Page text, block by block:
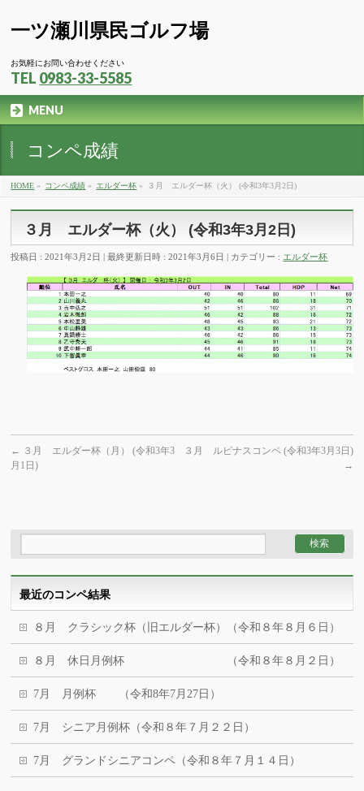
一ツ瀬川県民ゴルフ場
お気軽にお問い合わせください
TEL 0983-33-5585
MENU
コンペ成績
HOME » コンペ成績 » エルダー杯 » ３月 エルダー杯（火） (令和3年3月2日)
３月 エルダー杯（火） (令和3年3月2日)
投稿日 : 2021年3月2日 最終更新日時 : 2021年3月6日 カテゴリー : エルダー杯
← ３月 エルダー杯（月） (令和3年3
月1日)
３月 ルピナスコンペ (令和3年3月3日)
→
最近のコンペ結果
８月 クラシック杯（旧エルダー杯）（令和８年８月６日）
８月 休日月例杯 （令和８年８月２日）
7月 月例杯 （令和8年7月27日）
7月 シニア月例杯（令和８年７月２２日）
7月 グランドシニアコンペ（令和８年７月１４日）